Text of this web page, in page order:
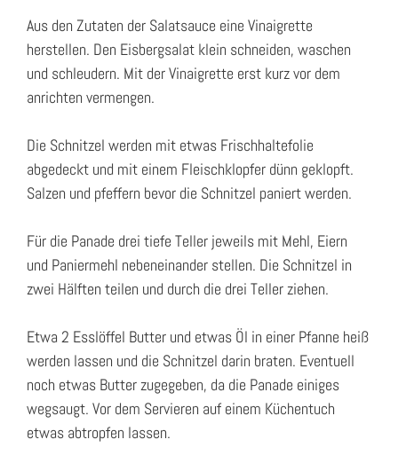
Aus den Zutaten der Salatsauce eine Vinaigrette
herstellen. Den Eisbergsalat klein schneiden, waschen
und schleudern. Mit der Vinaigrette erst kurz vor dem
anrichten vermengen.
Die Schnitzel werden mit etwas Frischhaltefolie
abgedeckt und mit einem Fleischklopfer dünn geklopft.
Salzen und pfeffern bevor die Schnitzel paniert werden.
Für die Panade drei tiefe Teller jeweils mit Mehl, Eiern
und Paniermehl nebeneinander stellen. Die Schnitzel in
zwei Hälften teilen und durch die drei Teller ziehen.
Etwa 2 Esslöffel Butter und etwas Öl in einer Pfanne heiß
werden lassen und die Schnitzel darin braten. Eventuell
noch etwas Butter zugegeben, da die Panade einiges
wegsaugt. Vor dem Servieren auf einem Küchentuch
etwas abtropfen lassen.